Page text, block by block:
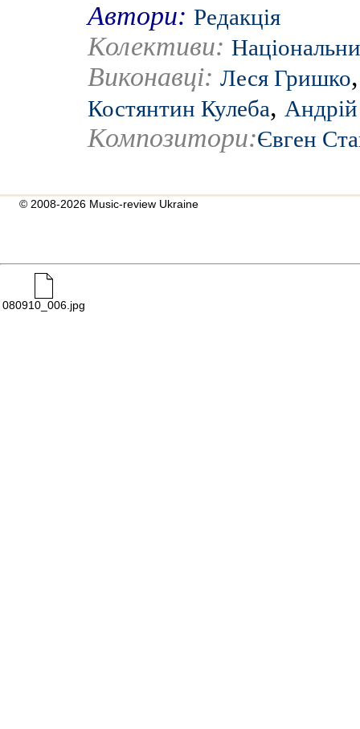
Автори: Редакція
Колективи:
Виконавці: Леся Гришко
Костянтин Кулеба,
Композитори:Євген
© 2008-2026 Music-review Ukraine
080910_006.jpg